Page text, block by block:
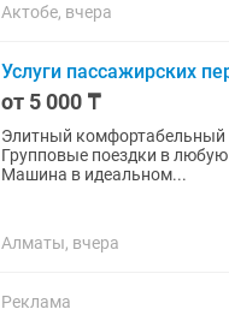
Актобе, вчера
Услуги пассажирских
от 5 000 ₸
Элитный комфортабельный
Групповые поездки в
Машина в идеальном...
Алматы, вчера
Реклама